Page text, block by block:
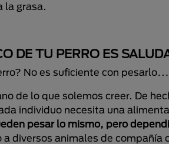
la grasa.
DE TU PERRO ES
No es suficiente con
de lo que solemos creer. De
individuo necesita una
pesar lo mismo, pero
a diversos animales de